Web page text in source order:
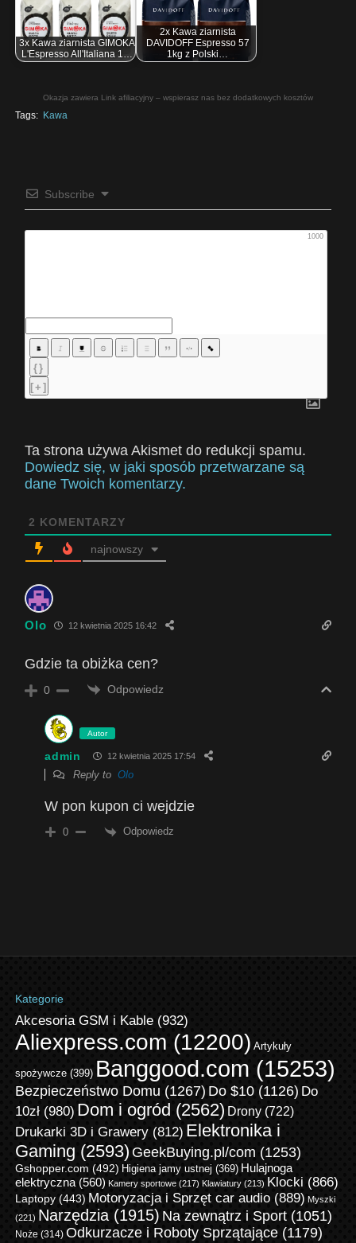
3x Kawa ziarnista GIMOKA
L'Espresso All'Italiana 1…
2x Kawa ziarnista
DAVIDOFF Espresso 57
1kg z Polski…
Okazja zawiera Link afiliacyjny – wspierasz nas bez dodatkowych kosztów
Tags: Kawa
Subscribe
1000
{}
[+]
Ta strona używa Akismet do redukcji spamu.
Dowiedz się, w jaki sposób przetwarzane są
dane Twoich komentarzy.
2 KOMENTARZY
najnowszy
Olo 12 kwietnia 2025 16:42
Gdzie ta obiżka cen?
0 Odpowiedz
Autor
admin 12 kwietnia 2025 17:54
Reply toOlo
W pon kupon ci wejdzie
0 Odpowiedz
Kategorie
Akcesoria GSM i Kable(932)
Aliexpress.com (12200) Artykuły
spożywcze(399) Banggood.com (15253)
Bezpieczeństwo Domu (1267) Do $10(1126) Do
10zł(980) Dom i ogród (2562) Drony(722)
Drukarki 3D i Grawery(812) Elektronika i
Gaming (2593) GeekBuying.pl/com (1253)
Gshopper.com (492) Higiena jamy ustnej (369) Hulajnoga
elektryczna(560) Kamery sportowe(217) Klawiatury(213) Klocki (866)
Laptopy(443) Motoryzacja i Sprzęt car audio(889) Myszki
(221) Narzędzia(1915) Na zewnątrz i Sport(1051)
Noże (314) Odkurzacze i Roboty Sprzątające(1179)